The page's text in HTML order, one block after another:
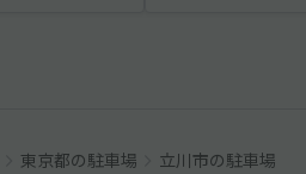
東京都の駐車場 立川市の駐車場